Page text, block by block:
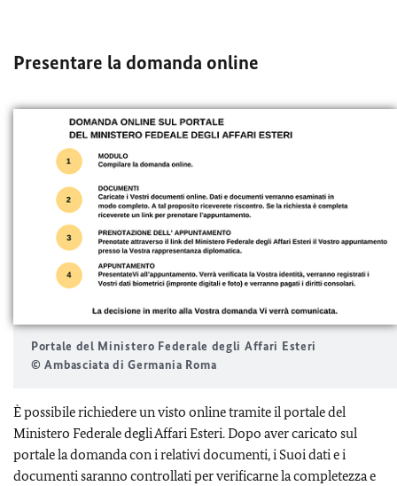
Presentare la domanda online
Portale del Ministero Federale degli Affari Esteri
© Ambasciata di Germania Roma
È possibile richiedere un visto online tramite il portale del
Ministero Federale degli Affari Esteri. Dopo aver caricato sul
portale la domanda con i relativi documenti, i Suoi dati e i
documenti saranno controllati per verificarne la completezza e